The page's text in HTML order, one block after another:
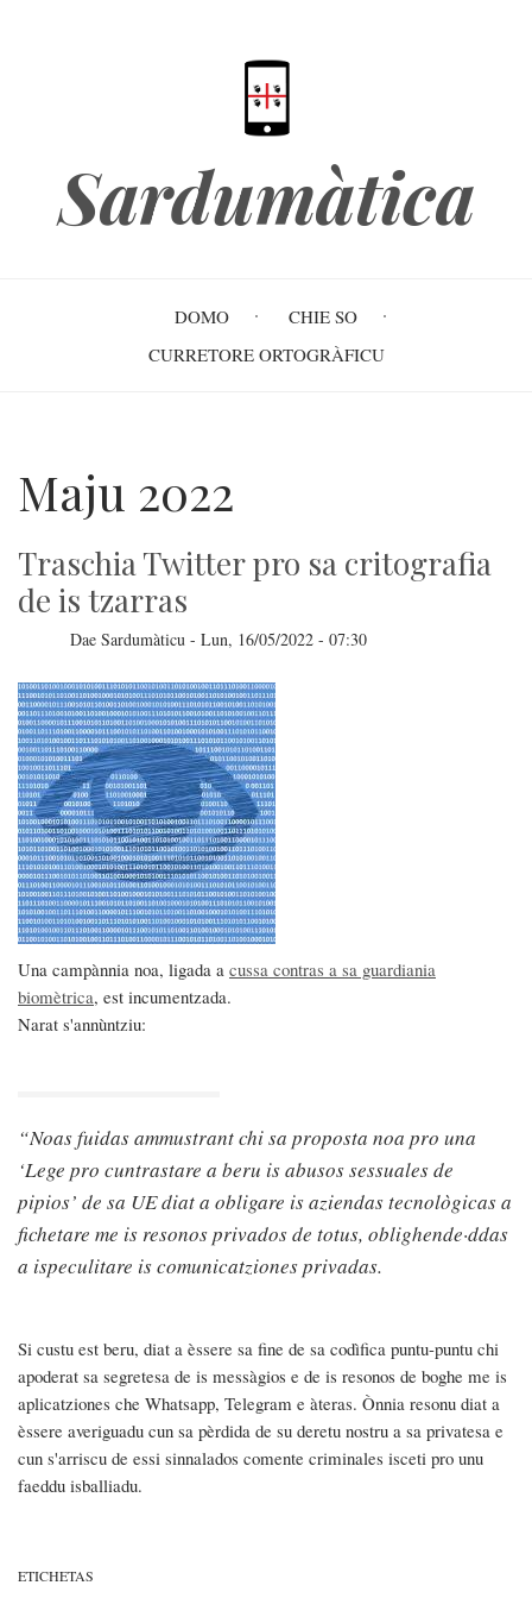
Sardumàtica
navigation
DOMO
CHIE SO
CURRETORE ORTOGRÀFICU
Maju 2022
Traschia Twitter pro sa critografia
de is tzarras
Dae Sardumàticu - Lun, 16/05/2022 - 07:30
Una campànnia noa, ligada a cussa contras a sa guardiania
biomètrica, est incumentzada.
Narat s'annùntziu:
Noas fuidas ammustrant chi sa proposta noa pro una
‘Lege pro cuntrastare a beru is abusos sessuales de
pipios’ de sa UE diat a obligare is aziendas tecnològicas a
fichetare me is resonos privados de totus, oblighende·ddas
a ispeculitare is comunicatziones privadas.
Si custu est beru, diat a èssere sa fine de sa codìfica puntu-puntu chi
apoderat sa segretesa de is messàgios e de is resonos de boghe me is
aplicatziones che Whatsapp, Telegram e àteras. Ònnia resonu diat a
èssere averiguadu cun sa pèrdida de su deretu nostru a sa privatesa e
cun s'arriscu de essi sinnalados comente criminales isceti pro unu
faeddu isballiadu.
ETICHETAS